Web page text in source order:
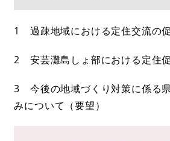
1 過疎地域における定住交流の
2 安芸灘島しょ部における定住
3 今後の地域づくり対策に係る
みについて（要望）